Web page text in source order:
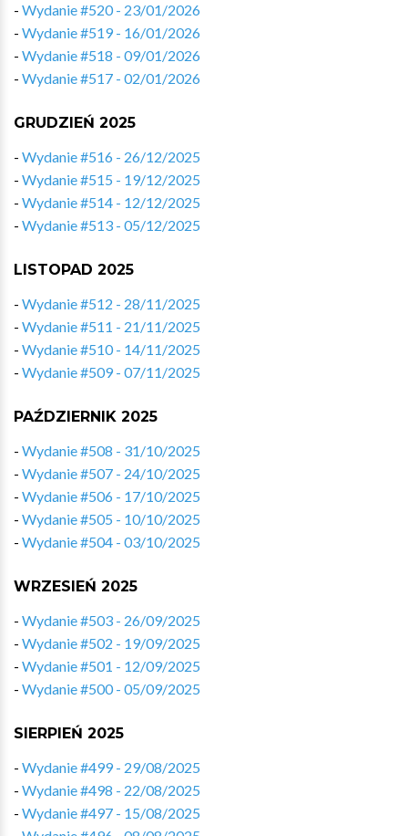
- Wydanie #520 - 23/01/2026
- Wydanie #519 - 16/01/2026
- Wydanie #518 - 09/01/2026
- Wydanie #517 - 02/01/2026
GRUDZIEŃ 2025
- Wydanie #516 - 26/12/2025
- Wydanie #515 - 19/12/2025
- Wydanie #514 - 12/12/2025
- Wydanie #513 - 05/12/2025
LISTOPAD 2025
- Wydanie #512 - 28/11/2025
- Wydanie #511 - 21/11/2025
- Wydanie #510 - 14/11/2025
- Wydanie #509 - 07/11/2025
PAŹDZIERNIK 2025
- Wydanie #508 - 31/10/2025
- Wydanie #507 - 24/10/2025
- Wydanie #506 - 17/10/2025
- Wydanie #505 - 10/10/2025
- Wydanie #504 - 03/10/2025
WRZESIEŃ 2025
- Wydanie #503 - 26/09/2025
- Wydanie #502 - 19/09/2025
- Wydanie #501 - 12/09/2025
- Wydanie #500 - 05/09/2025
SIERPIEŃ 2025
- Wydanie #499 - 29/08/2025
- Wydanie #498 - 22/08/2025
- Wydanie #497 - 15/08/2025